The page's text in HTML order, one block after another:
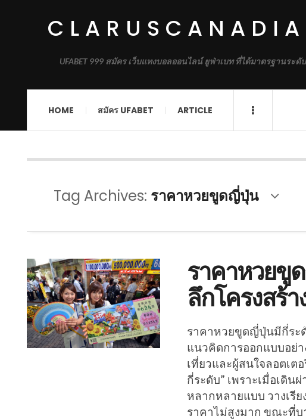
UFABET 999 สมัคร เว็บแทงบอลออนไลน์ ยูฟ่าเบท ที่ได้มาตรฐานระ
HOME สมัคร UFABET ARTICLE
Tag Archives: ราคาหวยขูดญี่ปุ่น
ราคาหวยขู
ลึกโครงสร้า
ราคาหวยขูดญี่ปุ่นมีกี่ระดั
แนวคิดการออกแบบอย่
เที่ยวและผู้สนใจลอตเ
กี่ระดับ” เพราะเมื่อเดิ
หลากหลายแบบ วางเรี
ราคาไม่สูงมาก ขณะที่บ